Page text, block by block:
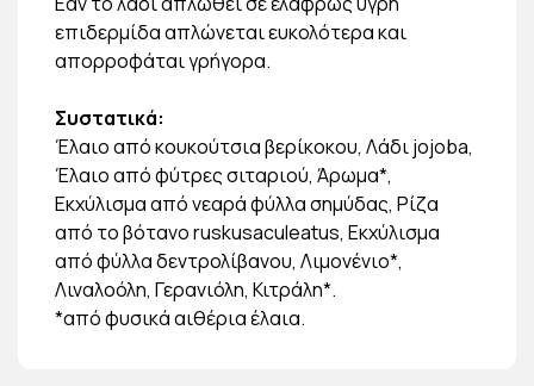
επιδερμίδα απλώνεται ευκολότερα και
απορροφάται γρήγορα.
Συστατικά:
Έλαιο από κουκούτσια βερίκοκου, Λάδι jojoba,
Έλαιο από φύτρες σιταριού, Άρωμα*,
Εκχύλισμα από νεαρά φύλλα σημύδας, Ρίζα
από το βότανο ruskusaculeatus, Εκχύλισμα
από φύλλα δεντρολίβανου, Λιμονένιο*,
Λιναλοόλη, Γερανιόλη, Κιτράλη*.
*από φυσικά αιθέρια έλαια.